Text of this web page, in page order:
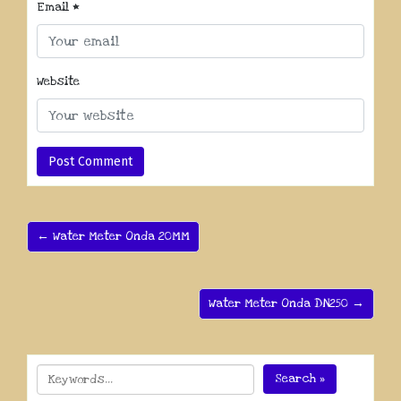
Email *
Website
← Water Meter Onda 20MM
Water Meter Onda DN250 →
Search »